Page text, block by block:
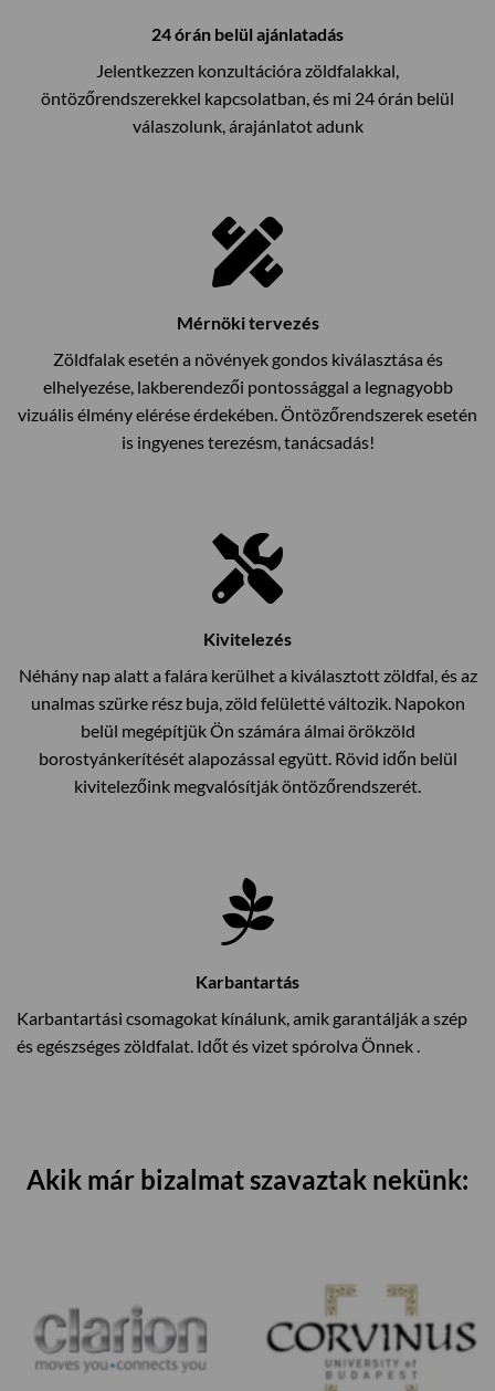
24 órán belül ajánlatadás
Jelentkezzen konzultációra zöldfalakkal,
öntözőrendszerekkel kapcsolatban, és mi 24 órán belül
válaszolunk, árajánlatot adunk
Mérnöki tervezés
Zöldfalak esetén a növények gondos kiválasztása és
elhelyezése, lakberendezői pontossággal a legnagyobb
vizuális élmény elérése érdekében. Öntözőrendszerek esetén
is ingyenes terezésm, tanácsadás!
Kivitelezés
Néhány nap alatt a falára kerülhet a kiválasztott zöldfal, és az
unalmas szürke rész buja, zöld felületté változik. Napokon
belül megépítjük Ön számára álmai örökzöld
borostyánkerítését alapozással együtt. Rövid időn belül
kivitelezőink megvalósítják öntözőrendszerét.
Karbantartás
Karbantartási csomagokat kínálunk, amik garantálják a szép
és egészséges zöldfalat. Időt és vizet spórolva Önnek .
Akik már bizalmat szavaztak nekünk: